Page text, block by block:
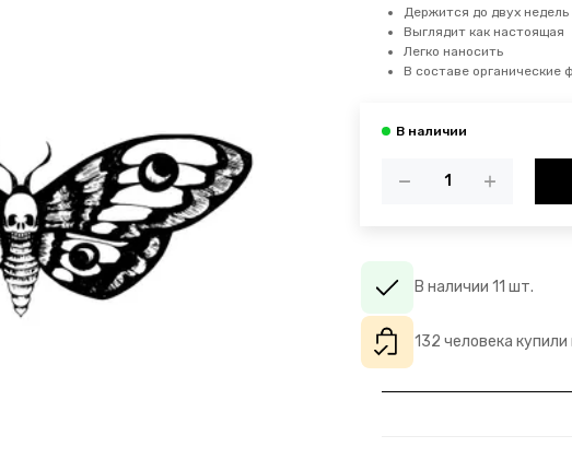
Держится до двух недель
Выглядит как настоящая
Легко наносить
В составе органические
В наличии 11 шт.
132 человека